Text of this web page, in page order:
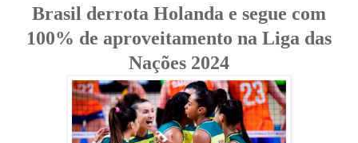
Brasil derrota Holanda e segue com
100% de aproveitamento na Liga das
Nações 2024